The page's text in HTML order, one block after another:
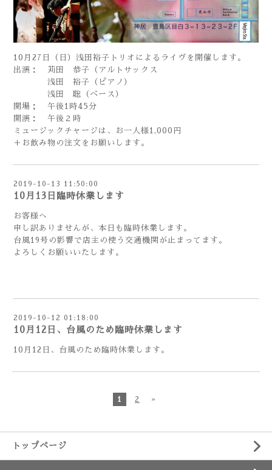
10月27日（日）浅田裕子トリオによるライヴを開催します。
出演： 苅田 恭子（アルトサックス
浅田 裕子（ピアノ）
浅田 聡（ベース）
開場； 午後1時45分
開演： 午後２時
ミュージックチャージは、お一人様1,000円
＋お飲み物の注文をお願いします。
2019-10-13 11:50:00
10月13日臨時休業します
お客様へ
申し訳ありませんが、本日も臨時休業します。
台風19号の影響で店主の使う交通機関が止まってます。
よろしくお願いいたします。
2019-10-12 01:18:00
10月12日、台風のため臨時休業します
10月12日、台風のため臨時休業します。
1 2 »
トップページ